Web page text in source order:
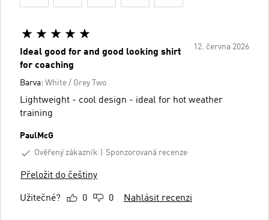
12. června 2026
Ideal good for and good looking shirt
for coaching
Barva: White / Grey Two
Lightweight - cool design - ideal for hot weather
training
PaulMcG
Ověřený zákazník
Sponzorovaná recenze
Přeložit do češtiny
Užitečné? 0 0 Nahlásit recenzi